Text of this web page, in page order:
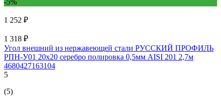
1 252 ₽
1 318 ₽
Угол внешний из нержавеющей стали РУССКИЙ ПРОФИЛЬ
РПН-У01 20х20 серебро полировка 0,5мм AISI 201 2,7м
4680427163104
5
(5)